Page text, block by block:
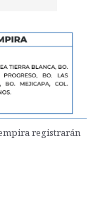
registrarán